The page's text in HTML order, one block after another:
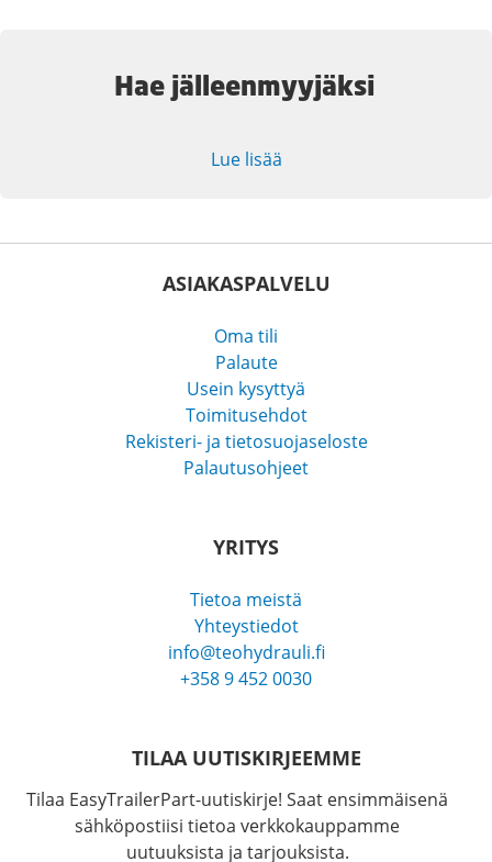
Hae jälleenmyyjäksi
Lue lisää
ASIAKASPALVELU
Oma tili
Palaute
Usein kysyttyä
Toimitusehdot
Rekisteri- ja tietosuojaseloste
Palautusohjeet
YRITYS
Tietoa meistä
Yhteystiedot
info@teohydrauli.fi
+358 9 452 0030
TILAA UUTISKIRJEEMME
Tilaa EasyTrailerPart-uutiskirje! Saat ensimmäisenä
sähköpostiisi tietoa verkkokauppamme
uutuuksista ja tarjouksista.